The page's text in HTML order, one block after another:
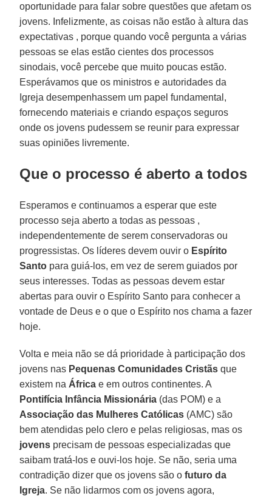
oportunidade para falar sobre questões que afetam os
jovens. Infelizmente, as coisas não estão à altura das
expectativas , porque quando você pergunta a várias
pessoas se elas estão cientes dos processos
sinodais, você percebe que muito poucas estão.
Esperávamos que os ministros e autoridades da
Igreja desempenhassem um papel fundamental,
fornecendo materiais e criando espaços seguros
onde os jovens pudessem se reunir para expressar
suas opiniões livremente.
Que o processo é aberto a todos
Esperamos e continuamos a esperar que este
processo seja aberto a todas as pessoas ,
independentemente de serem conservadoras ou
progressistas. Os líderes devem ouvir o Espírito
Santo para guiá-los, em vez de serem guiados por
seus interesses. Todas as pessoas devem estar
abertas para ouvir o Espírito Santo para conhecer a
vontade de Deus e o que o Espírito nos chama a fazer
hoje.
Volta e meia não se dá prioridade à participação dos
jovens nas Pequenas Comunidades Cristãs que
existem na África e em outros continentes. A
Pontifícia Infância Missionária (das POM) e a
Associação das Mulheres Católicas (AMC) são
bem atendidas pelo clero e pelas religiosas, mas os
jovens precisam de pessoas especializadas que
saibam tratá-los e ouvi-los hoje. Se não, seria uma
contradição dizer que os jovens são ofuturo da
Igreja. Se não lidarmos com os jovens agora,